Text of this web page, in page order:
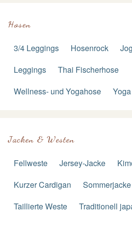
Hosen
3/4 Leggings Hosenrock
Leggings
Thai Fischerhose
Wellness- und Yogahose
Jacken & Westen
Fellweste Jersey-Jacke
Kurzer Cardigan
Taillierte Weste
Traditionell